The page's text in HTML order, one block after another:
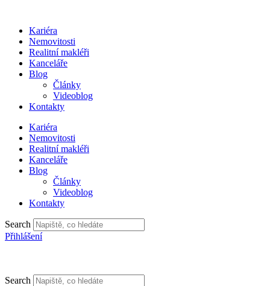
obsahuKariéra
Nemovitosti
Realitní makléři
Kanceláře
Blog
Články
Videoblog
Kontakty
Kariéra
Nemovitosti
Realitní makléři
Kanceláře
Blog
Články
Videoblog
Kontakty
Search
Přihlášení
Search